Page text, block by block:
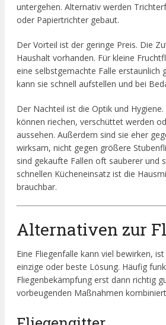
untergehen. Alternativ werden
oder Papiertrichter gebaut.
Der Vorteil ist der geringe Preis. Die
Haushalt vorhanden. Für kleine
eine selbstgemachte Falle erstaunlich
kann sie schnell aufstellen und bei
Der Nachteil ist die Optik und
können riechen, verschüttet werden
aussehen. Außerdem sind sie eher
wirksam, nicht gegen größere
sind gekaufte Fallen oft sauberer und
schnellen Kücheneinsatz ist die
brauchbar.
Alternativen zur
Eine Fliegenfalle kann viel bewirken,
einzige oder beste Lösung. Häufig
Fliegenbekämpfung erst dann richtig
vorbeugenden Maßnahmen